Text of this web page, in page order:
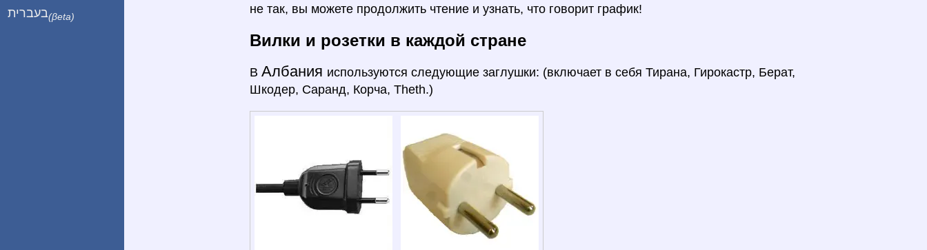
не так, вы можете продолжить чтение и узнать, что говорит график!
Вилки и розетки в каждой стране
В Албания используются следующие заглушки: (включает в себя Тирана, Гирокастр, Берат,
Шкодер, Саранд, Корча, Theth.)
בעברית(βeta)